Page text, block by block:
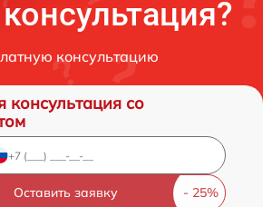
консультацию
консультация со
Оставить заявку